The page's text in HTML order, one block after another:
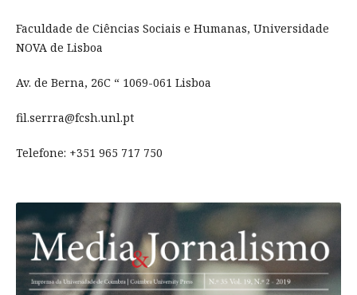
Faculdade de Ciências Sociais e Humanas, Universidade
NOVA de Lisboa
Av. de Berna, 26C “ 1069-061 Lisboa
fil.serrra@fcsh.unl.pt
Telefone: +351 965 717 750